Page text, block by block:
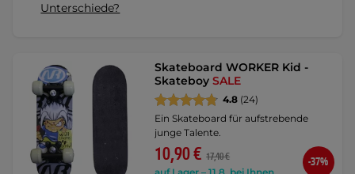
Unterschiede?
Skateboard WORKER Kid -
SkateboySALE
4.8 (24)
Ein Skateboard für aufstrebende
junge Talente.
10,90 € 17,40 €
-37%